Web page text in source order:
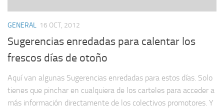
GENERAL 16 OCT, 2012
Sugerencias enredadas para calentar los
frescos días de otoño
Aquí van algunas Sugerencias enredadas para estos días. Solo
tienes que pinchar en cualquiera de los carteles para acceder a
más información directamente de los colectivos promotores. Y